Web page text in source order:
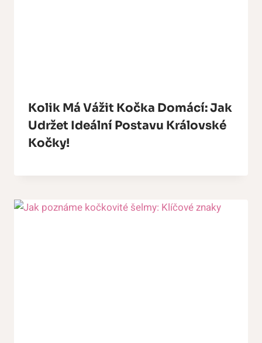
Kolik Má Vážit Kočka Domácí: Jak
Udržet Ideální Postavu Královské
Kočky!